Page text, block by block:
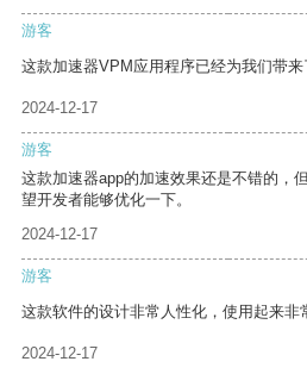
游客
这款加速器VPM应用程序已经为我们带来
2024-12-17
游客
这款加速器app的加速效果还是不错的，
望开发者能够优化一下。
2024-12-17
游客
这款软件的设计非常人性化，使用起来非
2024-12-17